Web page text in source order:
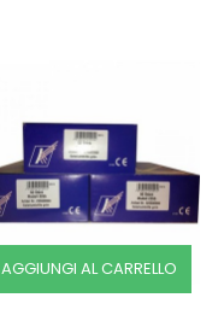
AGGIUNGI AL CARRELLO